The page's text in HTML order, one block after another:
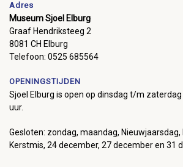
Adres
Museum Sjoel Elburg
Graaf Hendriksteeg 2
8081 CH Elburg
Telefoon: 0525 685564
OPENINGSTIJDEN
Sjoel Elburg is open op dinsdag t/m
uur.
Gesloten: zondag, maandag, Nieuwjaarsdag,
Kerstmis, 24 december, 27 december en 31